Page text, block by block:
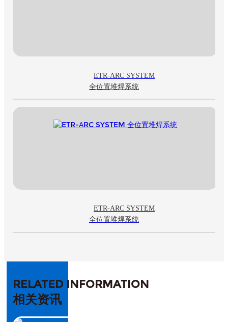
ETR-ARC SYSTEM
全位置堆焊系统
ETR-ARC SYSTEM
全位置堆焊系统
RELATED INFORMATION
相关资讯